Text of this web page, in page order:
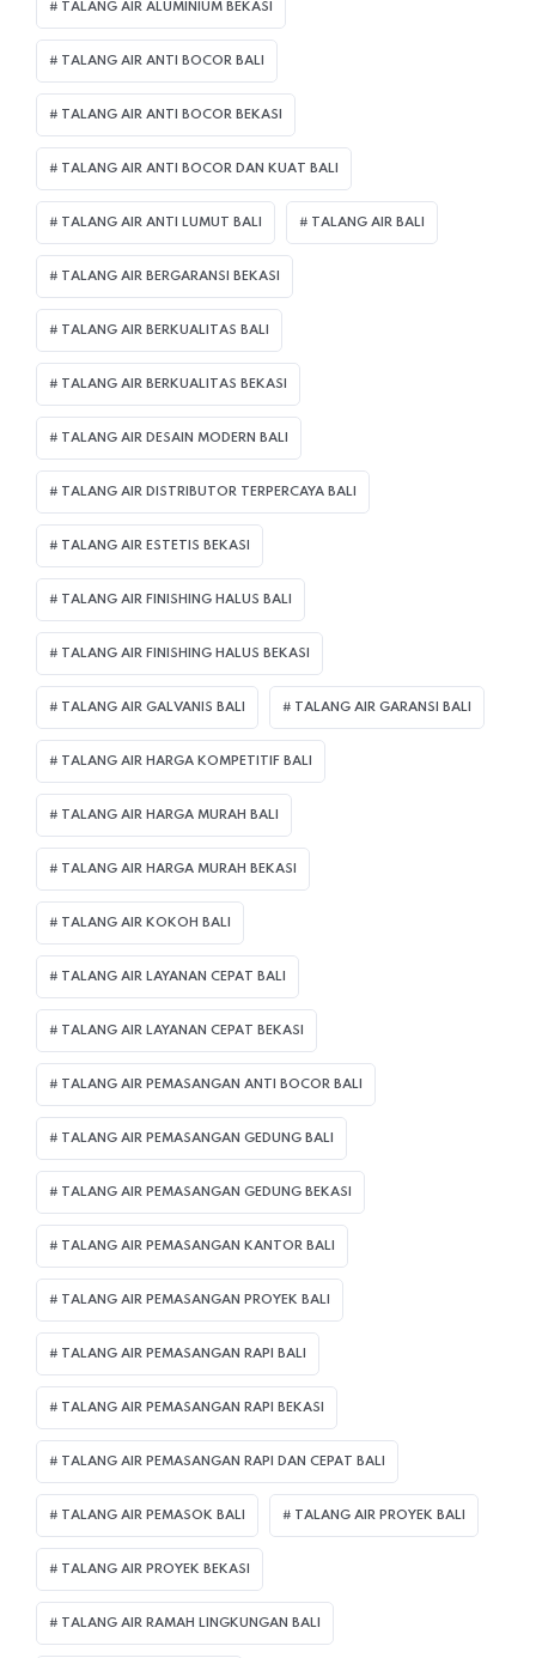
TALANG AIR ALUMINIUM BEKASI
TALANG AIR ANTI BOCOR BALI
TALANG AIR ANTI BOCOR BEKASI
TALANG AIR ANTI BOCOR DAN KUAT BALI
TALANG AIR ANTI LUMUT BALI TALANG AIR BALI
TALANG AIR BERGARANSI BEKASI
TALANG AIR BERKUALITAS BALI
TALANG AIR BERKUALITAS BEKASI
TALANG AIR DESAIN MODERN BALI
TALANG AIR DISTRIBUTOR TERPERCAYA BALI
TALANG AIR ESTETIS BEKASI
TALANG AIR FINISHING HALUS BALI
TALANG AIR FINISHING HALUS BEKASI
TALANG AIR GALVANIS BALI TALANG AIR GARANSI BALI
TALANG AIR HARGA KOMPETITIF BALI
TALANG AIR HARGA MURAH BALI
TALANG AIR HARGA MURAH BEKASI
TALANG AIR KOKOH BALI
TALANG AIR LAYANAN CEPAT BALI
TALANG AIR LAYANAN CEPAT BEKASI
TALANG AIR PEMASANGAN ANTI BOCOR BALI
TALANG AIR PEMASANGAN GEDUNG BALI
TALANG AIR PEMASANGAN GEDUNG BEKASI
TALANG AIR PEMASANGAN KANTOR BALI
TALANG AIR PEMASANGAN PROYEK BALI
TALANG AIR PEMASANGAN RAPI BALI
TALANG AIR PEMASANGAN RAPI BEKASI
TALANG AIR PEMASANGAN RAPI DAN CEPAT BALI
TALANG AIR PEMASOK BALI TALANG AIR PROYEK BALI
TALANG AIR PROYEK BEKASI
TALANG AIR RAMAH LINGKUNGAN BALI